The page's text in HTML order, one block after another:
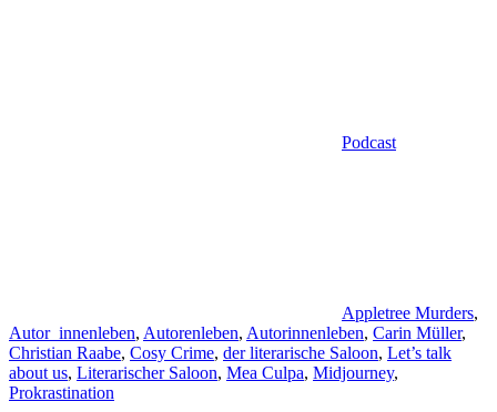
Podcast
Appletree Murders,
Autor_innenleben, Autorenleben, Autorinnenleben, Carin Müller,
Christian Raabe, Cosy Crime, der literarische Saloon, Let’s talk
about us, Literarischer Saloon, Mea Culpa, Midjourney,
Prokrastination